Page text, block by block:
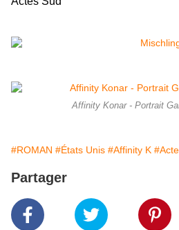
Affinity Konar - Portrait
#ROMAN #États Unis #Affinity K
Partager